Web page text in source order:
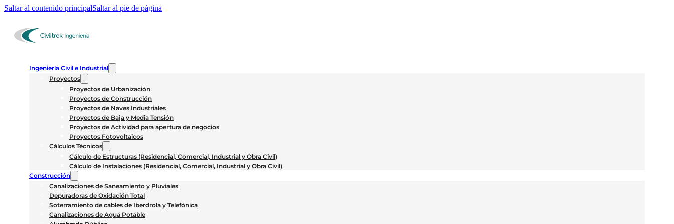
Saltar al contenido principalSaltar al pie de página
Ingeniería Civil e Industrial
Proyectos
Proyectos de Urbanización
Proyectos de Construcción
Proyectos de Naves Industriales
Proyectos de Baja y Media Tensión
Proyectos de Actividad para apertura de negocios
Proyectos Fotovoltaicos
Cálculos Técnicos
Cálculo de Estructuras (Residencial, Comercial, Industrial y Obra Civil)
Cálculo de Instalaciones (Residencial, Comercial, Industrial y Obra Civil)
Construcción
Canalizaciones de Saneamiento y Pluviales
Depuradoras de Oxidación Total
Soterramiento de cables de Iberdrola y Telefónica
Canalizaciones de Agua Potable